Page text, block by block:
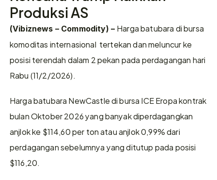
Produksi AS
(Vibiznews – Commodity) – Harga batubara di bursa
komoditas internasional  tertekan dan meluncur ke
posisi terendah dalam 2 pekan pada perdagangan hari
Rabu (11/2/2026).
Harga batubara NewCastle di bursa ICE Eropa kontrak
bulan Oktober 2026 yang banyak diperdagangkan
anjlok ke $114,60 per ton atau anjlok 0,99% dari
perdagangan sebelumnya yang ditutup pada posisi
$116,20.